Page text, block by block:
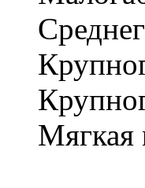
Мягкая